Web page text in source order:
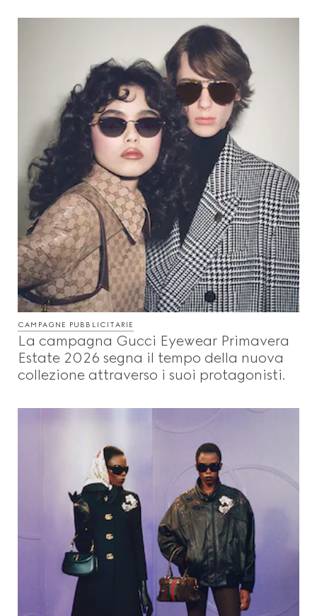
CAMPAGNE PUBBLICITARIE
La campagna Gucci Eyewear Primavera
Estate 2026 segna il tempo della nuova
collezione attraverso i suoi protagonisti.